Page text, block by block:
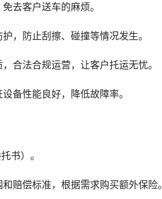
去客户送车的麻烦。
，防止刮擦、碰撞等情况发生。
合法合规运营，让客户托运无忧。
备性能良好，降低故障率。
书）。
赔偿标准，根据需求购买额外保险。